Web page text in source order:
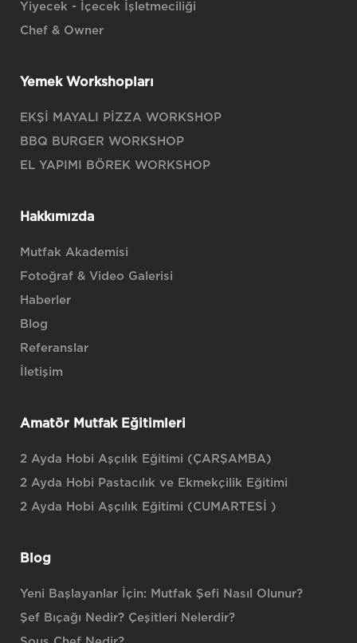
Yiyecek - İçecek İşletmeciliği
Chef & Owner
Yemek Workshopları
EKŞİ MAYALI PİZZA WORKSHOP
BBQ BURGER WORKSHOP
EL YAPIMI BÖREK WORKSHOP
Hakkımızda
Mutfak Akademisi
Fotoğraf & Video Galerisi
Haberler
Blog
Referanslar
İletişim
Amatör Mutfak Eğitimleri
2 Ayda Hobi Aşçılık Eğitimi (ÇARŞAMBA)
2 Ayda Hobi Pastacılık ve Ekmekçilik Eğitimi
2 Ayda Hobi Aşçılık Eğitimi (CUMARTESİ )
Blog
Yeni Başlayanlar İçin: Mutfak Şefi Nasıl Olunur?
Şef Bıçağı Nedir? Çeşitleri Nelerdir?